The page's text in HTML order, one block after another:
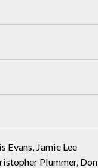
Evans, Jamie Lee
Plummer, Don